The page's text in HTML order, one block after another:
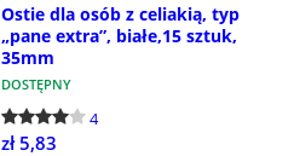
Ostie dla osób z celiakią, typ
„pane extra”, białe,15 sztuk,
35mm
DOSTĘPNY
4
zł 5,83